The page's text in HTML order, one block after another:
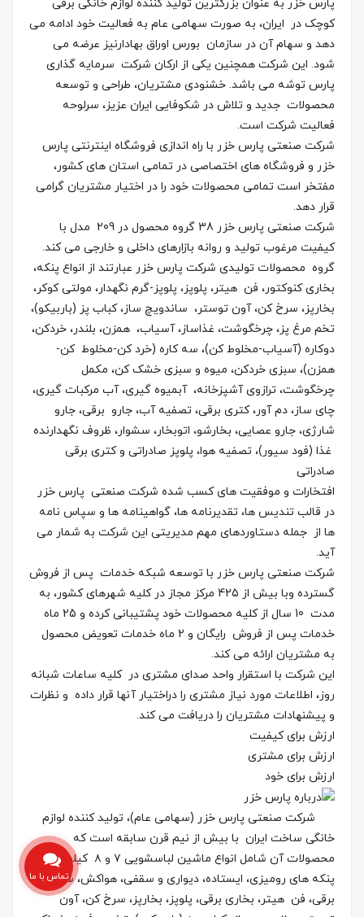
پارس خزر به عنوان بزرگترین تولید کننده لوازم خانگی برقی
کوچک در ایران، به صورت سهامی عام به فعالیت خود ادامه می
دهد و سهام آن در سازمان بورس اوراق بهادارنیز عرضه می
شود. این شرکت همچنین یکی از ارکان شرکت سرمایه گذاری
پارس توشه می باشد. خشنودی مشتریان، طراحی و توسعه
محصولات جدید و تلاش در شکوفایی ایران عزیز، سرلوحه
فعالیت شرکت است.
شرکت صنعتی پارس خزر با راه اندازی فروشگاه اینترنتی پارس
خزر و فروشگاه های اختصاصی در تمامی استان های کشور،
مفتخر است تمامی محصولات خود را در اختیار مشتریان گرامی
قرار دهد.
شرکت صنعتی پارس خزر 38 گروه محصول در 209 مدل با
کیفیت مرغوب تولید و روانه بازارهای داخلی و خارجی می کند.
گروه محصولات تولیدی شرکت پارس خزر عبارتند از انواع پنکه،
بخاری کنوکتور، فن هیتر، پلوپز، پلوپز-گرم نگهدار، مولتی کوکر،
بخارپز، سرخ کن، آون توستر، ساندویچ ساز، کباب پز (باربیکو)،
تخم مرغ پز، چرخگوشت، غذاساز، آسیاب، همزن، بلندر، خردکن،
دوکاره (آسیاب-مخلوط کن)، سه کاره (خرد کن-مخلوط کن-
همزن)، سبزی خردکن، میوه و سبزی خشک کن، مکمل
چرخگوشت، ترازوی آشپزخانه، آبمیوه گیری، آب مرکبات گیری،
چای ساز، دم آور، کتری برقی، تصفیه آب، جارو برقی، جارو
شارژی، جارو عصایی، بخارشو، اتوبخار، سشوار، ظروف نگهدارنده
غذا (فود سیور)، تصفیه هوا، پلوپز صادراتی و کتری برقی
صادراتی
افتخارات و موفقیت های کسب شده شرکت صنعتی پارس خزر
در قالب تندیس ها، تقدیرنامه ها، گواهینامه ها و سپاس نامه
ها از جمله دستاوردهای مهم مدیریتی این شرکت به شمار می
آید.
شرکت صنعتی پارس خزر با توسعه شبکه خدمات پس از فروش
گسترده وبا بیش از 425 مرکز مجاز در کلیه شهرهای کشور، به
مدت 10 سال از کلیه محصولات خود پشتیبانی کرده و 25 ماه
خدمات پس از فروش رایگان و 2 ماه خدمات تعویض محصول
به مشتریان ارائه می کند.
این شرکت با استقرار واحد صدای مشتری در کلیه ساعات شبانه
روز، اطلاعات مورد نیاز مشتری را دراختیار آنها قرار داده و نظرات
و پیشنهادات مشتریان را دریافت می کند.
ارزش برای کیفیت
ارزش برای مشتری
ارزش برای خود
شرکت صنعتی پارس خزر (سهامی عام)، تولید کننده لوازم
خانگی ساخت ایران با بیش از نیم قرن سابقه است که
محصولات آن شامل انواع ماشین لباسشویی ۷ و ۸ کیلویی،
پنکه های رومیزی، ایستاده، دیواری و سقفی، هواکش، شومینه
برقی، فن هیتر، بخاری برقی، پلوپز، بخارپز، سرخ کن، آون
تماس با ما